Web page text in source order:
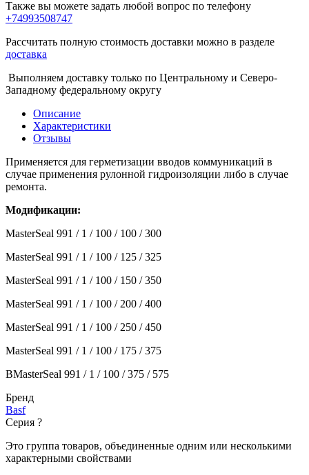
Также вы можете задать любой вопрос по телефону
+74993508747
Рассчитать полную стоимость доставки можно в разделе
доставка
Выполняем доставку только по Центральному и Северо-
Западному федеральному округу
Описание
Характеристики
Отзывы
Применяется для герметизации вводов коммуникаций в
случае применения рулонной гидроизоляции либо в случае
ремонта.
Модификации:
MasterSeal 991 / 1 / 100 / 100 / 300
MasterSeal 991 / 1 / 100 / 125 / 325
MasterSeal 991 / 1 / 100 / 150 / 350
MasterSeal 991 / 1 / 100 / 200 / 400
MasterSeal 991 / 1 / 100 / 250 / 450
MasterSeal 991 / 1 / 100 / 175 / 375
BMasterSeal 991 / 1 / 100 / 375 / 575
Бренд
Basf
Серия ?
Это группа товаров, объединенные одним или несколькими
характерными свойствами